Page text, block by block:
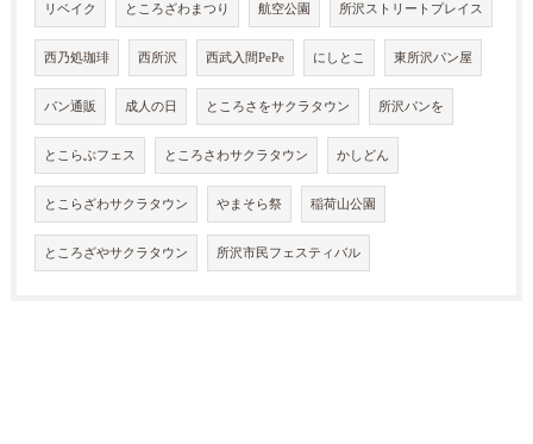
リベイク ところざわまつり 航空公園 所沢ストリートプレイス
西乃処珈琲 西所沢 西武入間PePe にしとこ 東所沢パン屋
パン通販 成人の日 ところさをサクラタウン 所沢パンを
とこらぶフェス ところさわサクラタウン かしどん
とこらざわサクラタウン やまそら祭 稲荷山公園
ところざやサクラタウン 所沢市民フェスティバル